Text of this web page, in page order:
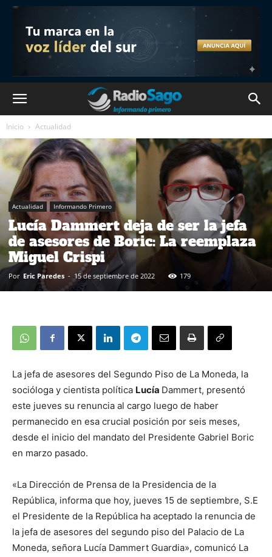
Inicio Actualidad
Actualidad Informando Primero
Lucía Dammert deja de ser la jefa
de asesores de Boric: La reemplaza
Miguel Crispi
Por Eric Paredes - 15 de septiembre de 2022 179
La jefa de asesores del Segundo Piso de La Moneda, la
socióloga y cientista política Lucía Dammert, presentó
este jueves su renuncia al cargo luego de haber
permanecido en esa crucial posición por seis meses,
desde el inicio del mandato del Presidente Gabriel Boric
en marzo pasado.
«La Dirección de Prensa de la Presidencia de la
República, informa que hoy, jueves 15 de septiembre, S.E
el Presidente de la República ha aceptado la renuncia de
la jefa de asesores del segundo piso del Palacio de La
Moneda, señora Lucía Dammert Guardia», comunicó La